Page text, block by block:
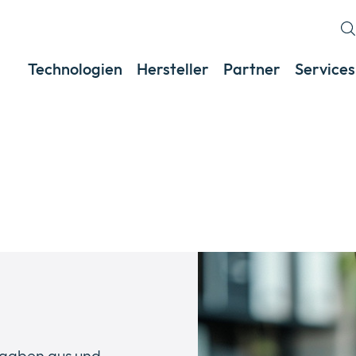
Technologien
Hersteller Partner Services